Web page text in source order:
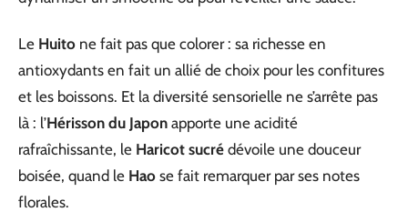
Le Huito ne fait pas que colorer : sa richesse en
antioxydants en fait un allié de choix pour les confitures
et les boissons. Et la diversité sensorielle ne s’arrête pas
là : l’Hérisson du Japon apporte une acidité
rafraîchissante, le Haricot sucré dévoile une douceur
boisée, quand le Hao se fait remarquer par ses notes
florales.